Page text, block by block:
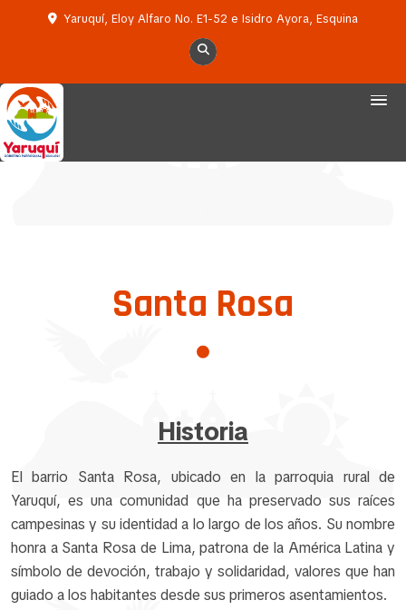
Yaruquí, Eloy Alfaro No. E1-52 e Isidro Ayora, Esquina
Santa Rosa
Historia
El barrio Santa Rosa, ubicado en la parroquia rural de
Yaruquí, es una comunidad que ha preservado sus raíces
campesinas y su identidad a lo largo de los años. Su nombre
honra a Santa Rosa de Lima, patrona de la América Latina y
símbolo de devoción, trabajo y solidaridad, valores que han
guiado a los habitantes desde sus primeros asentamientos.